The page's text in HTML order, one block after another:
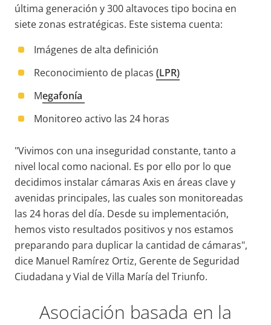
última generación y 300 altavoces tipo bocina en
siete zonas estratégicas. Este sistema cuenta:
Imágenes de alta definición
Reconocimiento de placas (LPR)
Megafonía
Monitoreo activo las 24 horas
"Vivimos con una inseguridad constante, tanto a
nivel local como nacional. Es por ello por lo que
decidimos instalar cámaras Axis en áreas clave y
avenidas principales, las cuales son monitoreadas
las 24 horas del día. Desde su implementación,
hemos visto resultados positivos y nos estamos
preparando para duplicar la cantidad de cámaras",
dice Manuel Ramírez Ortiz, Gerente de Seguridad
Ciudadana y Vial de Villa María del Triunfo.
Asociación basada en la